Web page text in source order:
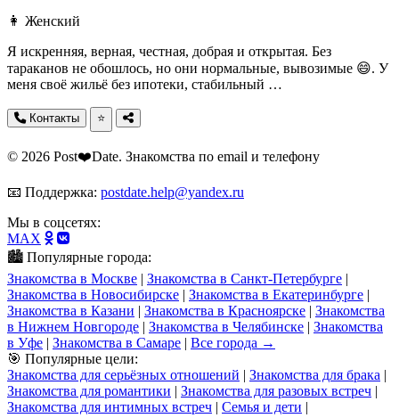
👩 Женский
Я искренняя, верная, честная, добрая и открытая. Без
тараканов не обошлось, но они нормальные, вывозимые 😄. У
меня своё жильё без ипотеки, стабильный …
Контакты ⭐
© 2026 Post❤️Date. Знакомства по email и телефону
📧 Поддержка: postdate.help@yandex.ru
Мы в соцсетях:
MAX
🏙️ Популярные города:
Знакомства в Москве | Знакомства в Санкт-Петербурге |
Знакомства в Новосибирске | Знакомства в Екатеринбурге |
Знакомства в Казани | Знакомства в Красноярске | Знакомства
в Нижнем Новгороде | Знакомства в Челябинске | Знакомства
в Уфе | Знакомства в Самаре | Все города →
🎯 Популярные цели:
Знакомства для серьёзных отношений | Знакомства для брака |
Знакомства для романтики | Знакомства для разовых встреч |
Знакомства для интимных встреч | Семья и дети |